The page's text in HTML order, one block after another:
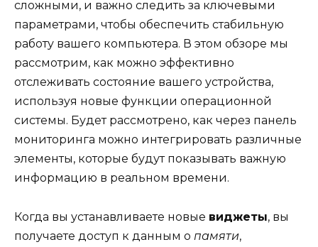
сложными, и важно следить за ключевыми
параметрами, чтобы обеспечить стабильную
работу вашего компьютера. В этом обзоре мы
рассмотрим, как можно эффективно
отслеживать состояние вашего устройства,
используя новые функции операционной
системы. Будет рассмотрено, как через панель
мониторинга можно интегрировать различные
элементы, которые будут показывать важную
информацию в реальном времени.
Когда вы устанавливаете новые виджеты, вы
получаете доступ к данным о памяти,